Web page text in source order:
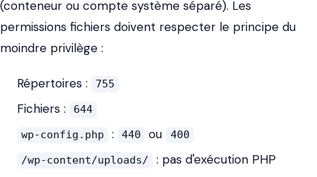
(conteneur ou compte système séparé). Les
permissions fichiers doivent respecter le principe du
moindre privilège :
Répertoires : 755
Fichiers :
644
wp-config.php
: 440 ou
400
/wp-content/uploads/
: pas d'exécution PHP